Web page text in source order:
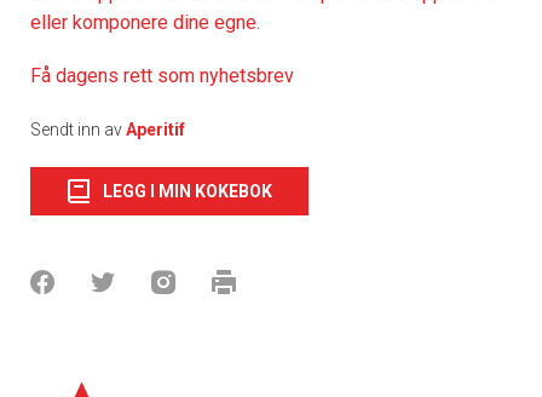
eller komponere dine egne.
Få dagens rett som nyhetsbrev
Sendt inn avAperitif
LEGG I MIN KOKEBOK